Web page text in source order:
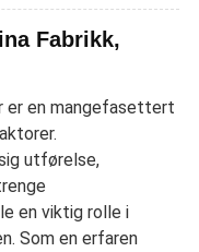
Fabrikk,
en mangefasettert
utførelse,
en viktig rolle i
Som en erfaren